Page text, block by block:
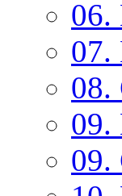
06.
07.
08.
09.
09.